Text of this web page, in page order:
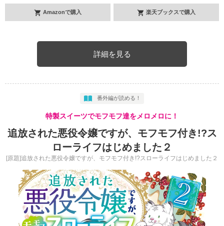
Amazonで購入 楽天ブックスで購入
詳細を見る
番外編が読める！
特製スイーツでモフモフ達をメロメロに！
追放された悪役令嬢ですが、モフモフ付き!?ス
ローライフはじめました２
[原題]追放された悪役令嬢ですが、モフモフ付き!?スローライフはじめました２